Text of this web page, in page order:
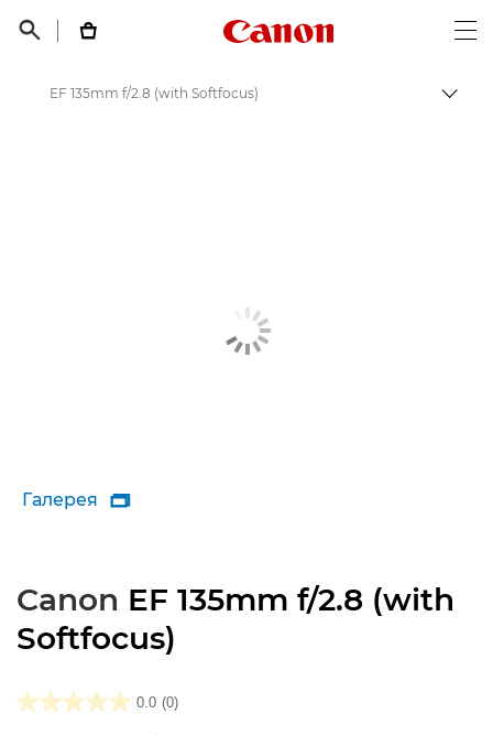
 
Canon Logo, back
EF 135mm f/2.8 (with Softfocus)
Галерея 
Canon EF 135mm f/2.8 (with
Softfocus)
0.0 (0)